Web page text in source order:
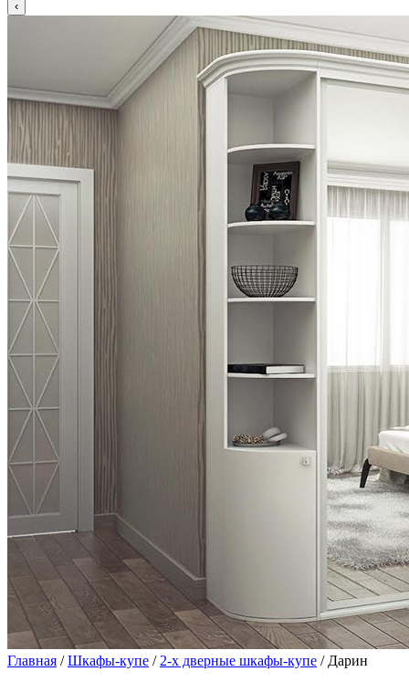
Главная /Шкафы-купе / 2-х дверные шкафы-купе / Дарин